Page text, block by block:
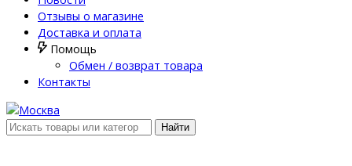
Отзывы о магазине
Доставка и оплата
Помощь
Обмен / возврат товара
Контакты
Найти